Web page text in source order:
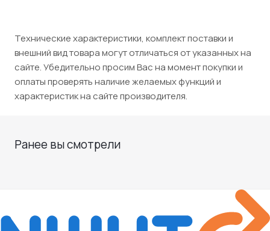
Технические характеристики, комплект поставки и
внешний вид товара могут отличаться от указанных на
сайте. Убедительно просим Вас на момент покупки и
оплаты проверять наличие желаемых функций и
характеристик на сайте производителя.
Ранее вы смотрели